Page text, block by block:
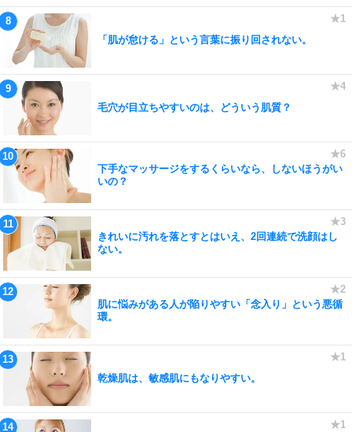
「肌が怠ける」という言葉に振り回されない。
毛穴が目立ちやすいのは、どういう肌質？
下手なマッサージをするくらいなら、しないほうがい
いの？
きれいに汚れを落とすとはいえ、2回連続で洗顔はし
ない。
肌に悩みがある人が陥りやすい「念入り」という悪循
環。
乾燥肌は、敏感肌にもなりやすい。